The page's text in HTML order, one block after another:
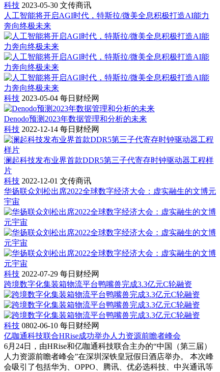
科技 2023-05-30 文传商讯
人工智能将开启AGI时代，特斯拉/微美全息积极打造AI能力
奔向终极未来
科技 2023-05-04 每日财经网
Denodo预测2023年数据管理和分析的未来
科技 2022-12-14 每日财经网
澜起科技发布业界首款DDR5第三子代寄存时钟驱动器工程样
片
科技 2022-12-01 文传商讯
华扬联众刘松出席2022全球数字经济大会：虚实融生的文博元
宇宙
科技 2022-07-29 每日财经网
跨境数字化集装箱物流平台鸭嘴兽完成3.3亿元C轮融资
科技 0802-06-10 每日财经网
亿咖通科技联合HRise成功举办人力资源前瞻者峰会
6月24日，由HRise和亿咖通科技联合主办的“中国（第三届）
人力资源前瞻者峰会”在深圳深铁皇冠假日酒店举办。 本次峰
会吸引了包括华为、OPPO、腾讯、优必选科技、中兴通讯等